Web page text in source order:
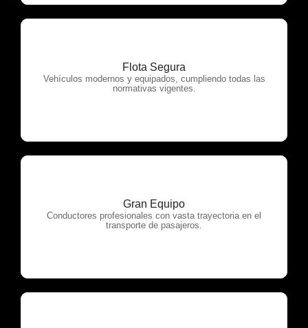
Flota Segura
Vehículos modernos y equipados, cumpliendo todas las
normativas vigentes.
OTP Servicios
Gran Equipo
Conductores profesionales con vasta trayectoria en el
transporte de pasajeros.
OTP Servicios